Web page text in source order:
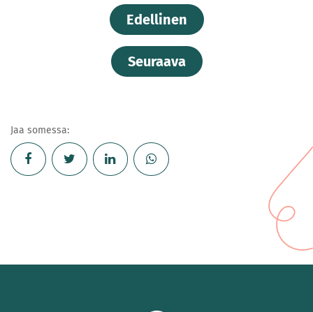
Edellinen
Seuraava
Jaa somessa: